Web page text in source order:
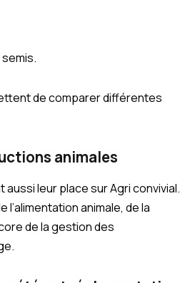
de comparer différentes
animales
leur place sur Agri convivial.
l’alimentation animale, de la
de la gestion des